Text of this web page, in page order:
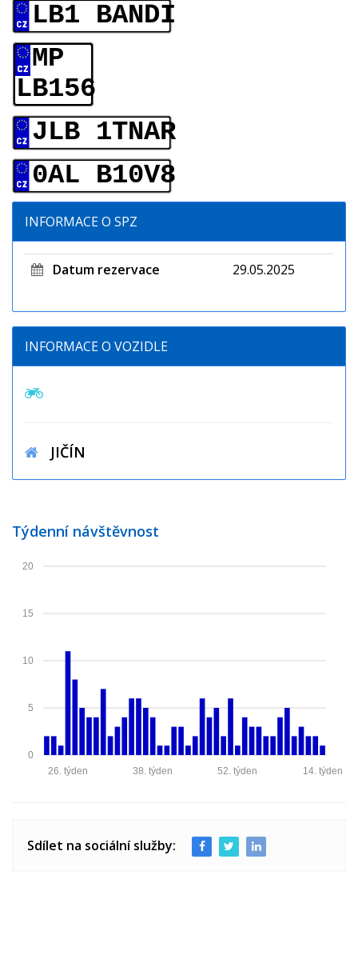
LB1 BANDI
MP
LB156
JLB 1TNAR
0AL B10V8
INFORMACE O SPZ
Datum rezervace 29.05.2025
INFORMACE O VOZIDLE
JIČÍN
Týdenní návštěvnost
0
5
10
15
20
14. týden
52. týden
38. týden
26. týden
Sdílet na sociální služby: